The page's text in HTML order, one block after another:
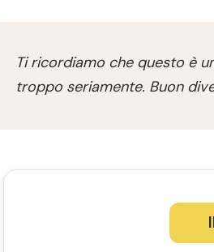
Ti ricordiamo che questo è
troppo seriamente. Buon